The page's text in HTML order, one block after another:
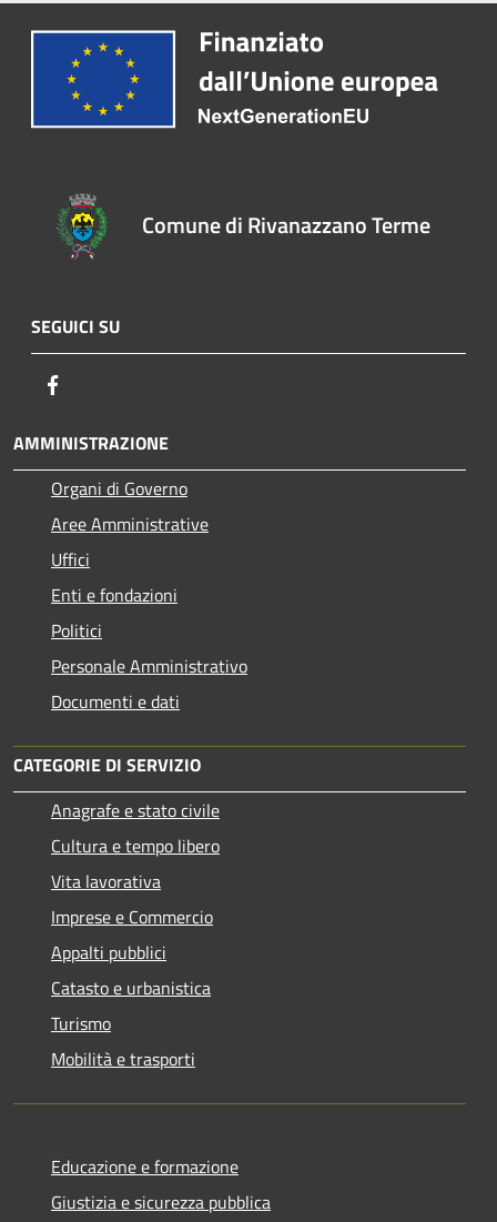
Comune di Rivanazzano Terme
SEGUICI SU
AMMINISTRAZIONE
Organi di Governo
Aree Amministrative
Uffici
Enti e fondazioni
Politici
Personale Amministrativo
Documenti e dati
CATEGORIE DI SERVIZIO
Anagrafe e stato civile
Cultura e tempo libero
Vita lavorativa
Imprese e Commercio
Appalti pubblici
Catasto e urbanistica
Turismo
Mobilità e trasporti
Educazione e formazione
Giustizia e sicurezza pubblica